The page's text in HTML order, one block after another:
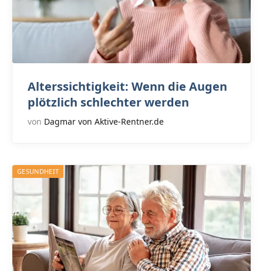
Alterssichtigkeit: Wenn die Augen
plötzlich schlechter werden
von Dagmar von Aktive-Rentner.de
GESUNDHEIT